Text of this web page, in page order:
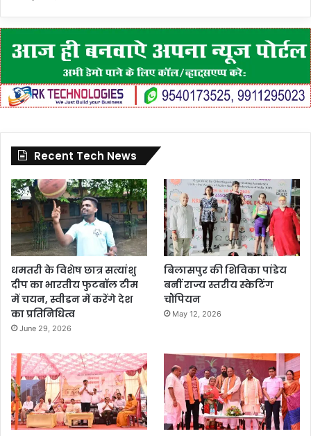
Recent Tech News
धमतरी के विशेष छात्र सत्यांशु
दीप का भारतीय फुटबॉल टीम
में चयन, स्वीडन में करेंगे देश
का प्रतिनिधित्व
June 29, 2026
बिलासपुर की शिविका पांडेय
बनीं राज्य स्तरीय स्केटिंग
चौंपियन
May 12, 2026